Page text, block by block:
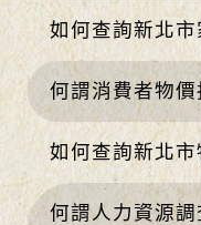
如何查詢新北
何謂消費者物價
如何查詢新北市
何謂人力資源